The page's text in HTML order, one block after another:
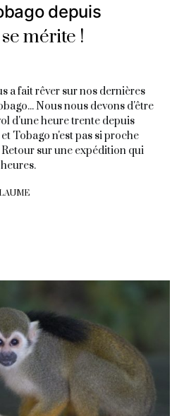
depuis
mérite !
a fait rêver sur nos dernières
Nous nous devons d'être
d'une heure trente depuis
Tobago n'est pas si proche
Retour sur une expédition qui